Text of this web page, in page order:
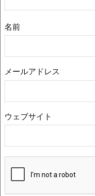
名前
メールアドレス
ウェブサイト